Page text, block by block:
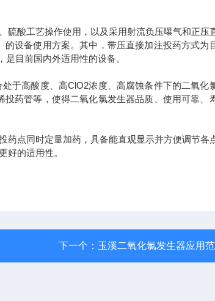
硫酸工艺操作使用，以及采用射流负压曝气和正压
设备使用方案。其中，带压直接加注投药方式为
目前国内外适用性的设备。
于高酸度、高ClO2浓度、高腐蚀条件下的二氧化
药管等，使得二氧化氯发生器品质、使用可靠、
药点同时定量加药，具备能直观显示并方便调节各
好的适用性。
下一个： 玉溪二氧化氯发生器应用